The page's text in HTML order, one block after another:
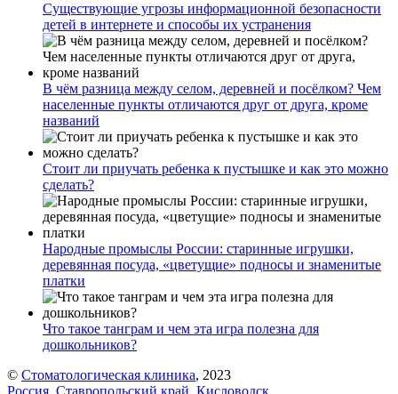
Существующие угрозы информационной безопасности
детей в интернете и способы их устранения
В чём разница между селом, деревней и посёлком? Чем
населенные пункты отличаются друг от друга, кроме
названий
Стоит ли приучать ребенка к пустышке и как это можно
сделать?
Народные промыслы России: старинные игрушки,
деревянная посуда, «цветущие» подносы и знаменитые
платки
Что такое танграм и чем эта игра полезна для
дошкольников?
© Стоматологическая клиника, 2023